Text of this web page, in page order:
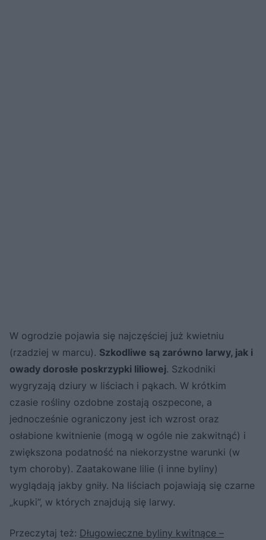
W ogrodzie pojawia się najczęściej już kwietniu
(rzadziej w marcu). Szkodliwe są zarówno larwy, jak i
owady dorosłe poskrzypki liliowej. Szkodniki
wygryzają dziury w liściach i pąkach. W krótkim
czasie rośliny ozdobne zostają oszpecone, a
jednocześnie ograniczony jest ich wzrost oraz
osłabione kwitnienie (mogą w ogóle nie zakwitnąć) i
zwiększona podatność na niekorzystne warunki (w
tym choroby). Zaatakowane lilie (i inne byliny)
wyglądają jakby gniły. Na liściach pojawiają się czarne
„kupki”, w których znajdują się larwy.
Przeczytaj też: Długowieczne byliny kwitnące –